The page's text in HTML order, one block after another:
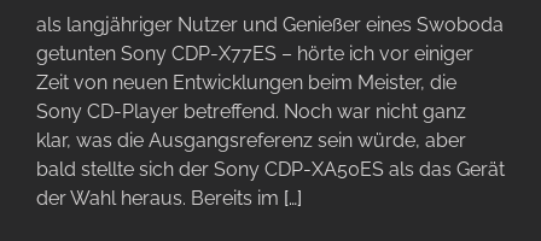
als langjähriger Nutzer und Genießer eines Swoboda
getunten Sony CDP-X77ES – hörte ich vor einiger
Zeit von neuen Entwicklungen beim Meister, die
Sony CD-Player betreffend. Noch war nicht ganz
klar, was die Ausgangsreferenz sein würde, aber
bald stellte sich der Sony CDP-XA50ES als das Gerät
der Wahl heraus. Bereits im […]